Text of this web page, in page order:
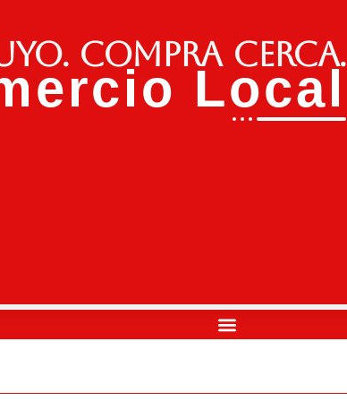
Compra cerca.
Local